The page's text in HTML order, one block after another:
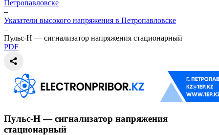
Петропавловске
–
Указатели высокого напряжения в Петропавловске
–
Пульс-Н — сигнализатор напряжения стационарный
PDF
Пульс-Н — сигнализатор напряжения
стационарный